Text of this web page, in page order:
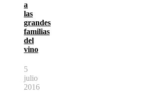
a
las
grandes
familias
del
vino
5
julio
2016